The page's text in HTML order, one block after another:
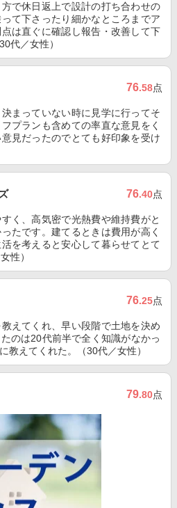
で休日返上で設計の打ち合わせの
て下さったり細かなところまでア
は直ぐに確認し報告・改善して下
代／女性）
76.58点
まっていない時に見学に行ってそ
プランも含めての率直な意見をく
見だったのでとても好印象を受け
76.40点
く、高気密で光熱費や維持費がと
たです。建てるときは費用が高く
を考えると安心して暮らせてとて
性）
76.25点
えてくれ、早い段階で土地を決め
のは20代前半で全く知識がなかっ
教えてくれた。（30代／女性）
79.80点